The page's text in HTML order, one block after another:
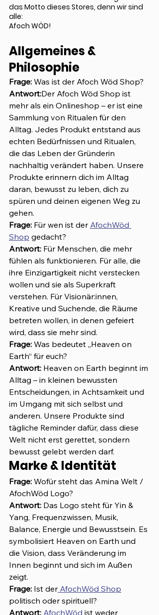
das Motto dieses Stores, denn wir sind
alle:
Afoch WÖD!
Allgemeines &
Philosophie
Frage: Was ist der Afoch Wöd Shop?
Antwort:Der Afoch Wöd Shop ist
mehr als ein Onlineshop – er ist eine
Sammlung von Ritualen für den
Alltag. Jedes Produkt entstand aus
echten Bedürfnissen und Ritualen,
die das Leben der Gründerin
nachhaltig verändert haben. Unsere
Produkte erinnern dich im Alltag
daran, bewusst zu leben, dich zu
spüren und deinen eigenen Weg zu
gehen.
Frage: Für wen ist der AfochWöd
Shop gedacht?
Antwort: Für Menschen, die mehr
fühlen als funktionieren. Für alle, die
ihre Einzigartigkeit nicht verstecken
wollen und sie als Superkraft
verstehen. Für Visionär:innen,
Kreative und Suchende, die Räume
betreten wollen, in denen gefeiert
wird, dass sie mehr sind.
Frage: Was bedeutet „Heaven on
Earth“ für euch?
Antwort: Heaven on Earth beginnt im
Alltag – in kleinen bewussten
Entscheidungen, in Achtsamkeit und
im Umgang mit sich selbst und
anderen. Unsere Produkte sind
tägliche Reminder dafür, dass diese
Welt nicht erst gerettet, sondern
bewusst gelebt werden darf.
Marke & Identität
Frage: Wofür steht das Amina Welt /
AfochWöd Logo?
Antwort: Das Logo steht für Yin &
Yang, Frequenzwissen, Musik,
Balance, Energie und Bewusstsein. Es
symbolisiert Heaven on Earth und
die Vision, dass Veränderung im
Innen beginnt und sich im Außen
zeigt.
Frage: Ist der AfochWöd Shop
politisch oder spirituell?
Antwort: AfochWöd ist weder